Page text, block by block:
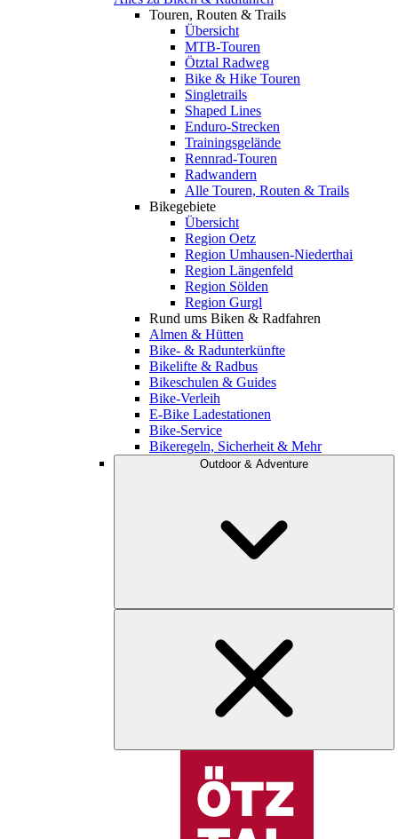
Touren, Routen & Trails
Übersicht
MTB-Touren
Ötztal Radweg
Bike & Hike Touren
Singletrails
Shaped Lines
Enduro-Strecken
Trainingsgelände
Rennrad-Touren
Radwandern
Alle Touren, Routen & Trails
Bikegebiete
Übersicht
Region Oetz
Region Umhausen-Niederthai
Region Längenfeld
Region Sölden
Region Gurgl
Rund ums Biken & Radfahren
Almen & Hütten
Bike- & Radunterkünfte
Bikelifte & Radbus
Bikeschulen & Guides
Bike-Verleih
E-Bike Ladestationen
Bike-Service
Bikeregeln, Sicherheit & Mehr
Outdoor & Adventure